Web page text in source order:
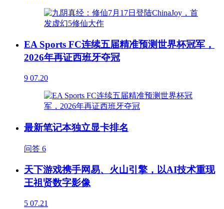
EA Sports FC连续五届精准预测世界杯冠军，
2026年再证西班牙夺冠
9 07.20
最新笔记本独立显卡排名
问答 6
天下游戏携手网易、火山引擎，以AI技术重现
王祖贤数字影像
5 07.21